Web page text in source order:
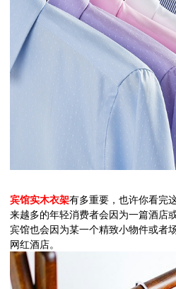
宾馆实木衣架有多重要，也许你看完
来越多的年轻消费者会因为一篇酒店
宾馆也会因为某一个精致小物件或者
网红酒店。